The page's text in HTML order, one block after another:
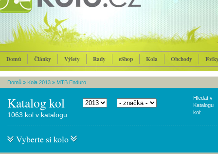
Domů Články Výlety Rady eShop Kola Obchody
Domů » Kola 2013 » MTB Enduro
Katalog kol
Hledat v
Katalogu
kol:
1063 kol v katalogu
Vyberte si kolo